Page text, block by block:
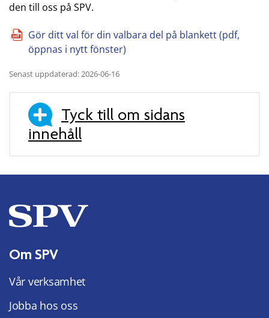
den till oss på SPV.
Gör ditt val för din valbara del på blankett (pdf,
öppnas i nytt fönster)
Senast uppdaterad: 2026-06-16
Tyck till om sidans
innehåll
Om SPV
Vår verksamhet
Jobba hos oss